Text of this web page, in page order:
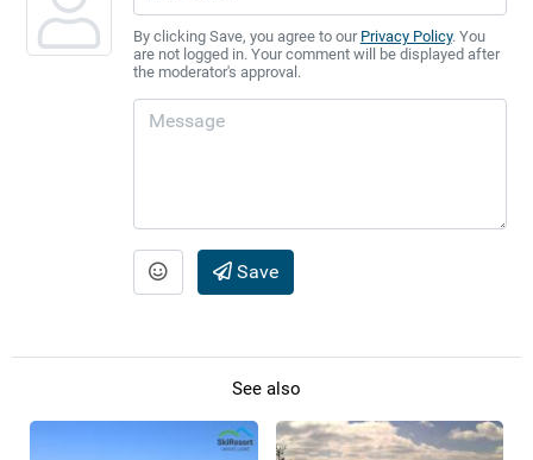
By clicking Save, you agree to our Privacy Policy. You
are not logged in. Your comment will be displayed after
the moderator's approval.
Save
See also